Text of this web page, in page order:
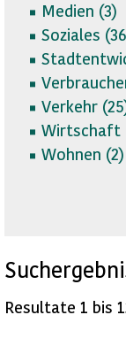
Medien (3)
Soziales (
Verkehr (
Wirtschaft
Wohnen (2)
Resultate 1 bis